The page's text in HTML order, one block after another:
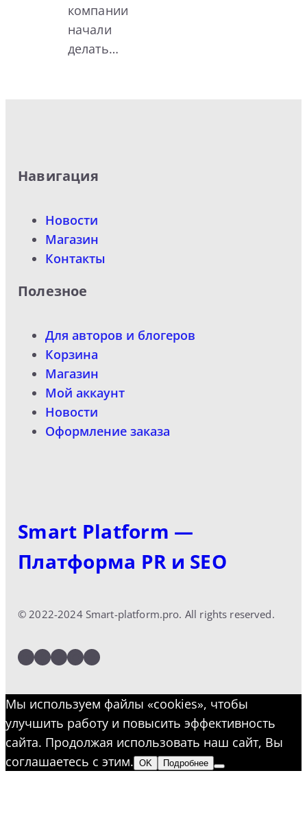
компании
начали
делать…
Навигация
Новости
Магазин
Контакты
Полезное
Для авторов и блогеров
Корзина
Магазин
Мой аккаунт
Новости
Оформление заказа
Smart Platform —
Платформа PR и SEO
© 2022-2024 Smart-platform.pro. All rights reserved.
LinkedIn
Facebook
Twitter
Instagram
YouTube
Мы используем файлы «cookies», чтобы
улучшить работу и повысить эффективность
сайта. Продолжая использовать наш сайт, Вы
соглашаетесь с этим. OK Подробнее